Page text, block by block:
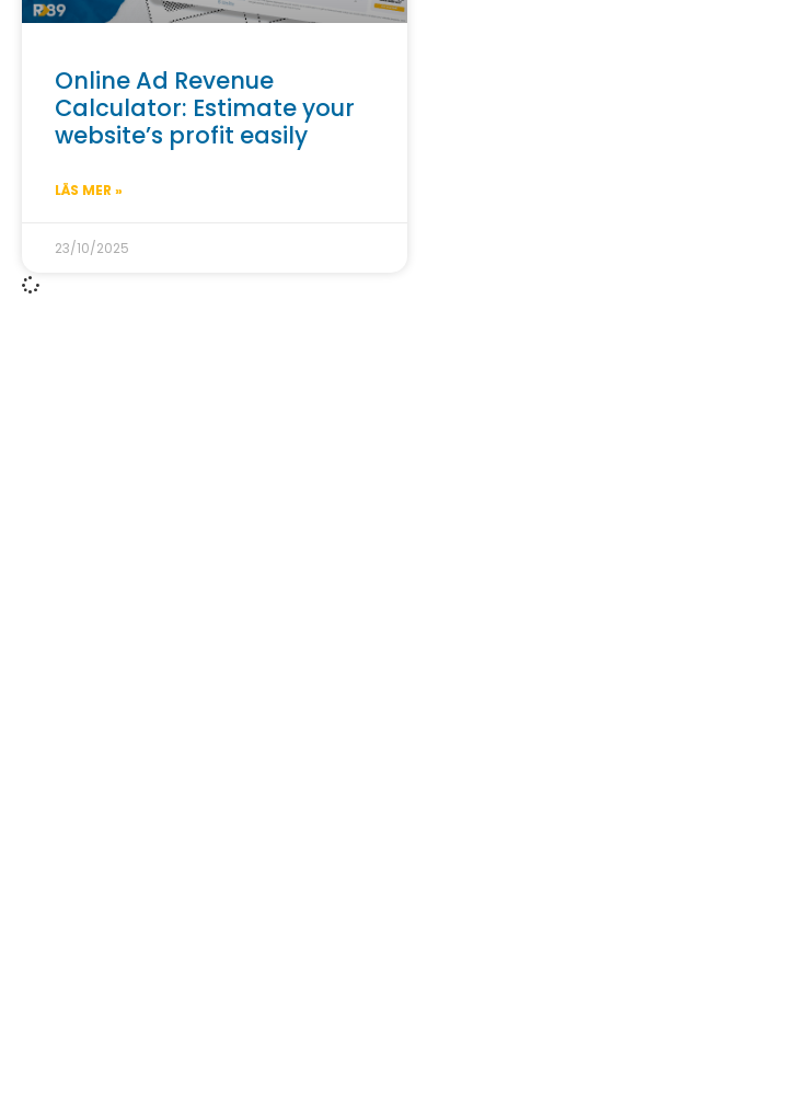
Online Ad Revenue
Calculator: Estimate your
website’s profit easily
LÄS MER »
23/10/2025